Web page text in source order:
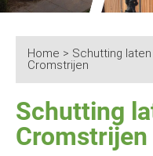
Home > Schutting
Cromstrijen
Schutting
Cromstrijen